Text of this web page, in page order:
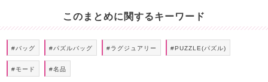
このまとめに関するキーワード
#バッグ #パズルバッグ #ラグジュアリー #PUZZLE(パズル)
#モード #名品